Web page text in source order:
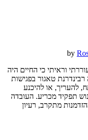
וראיתי כי החיים היה
טאגור בפגישות
להעריך, או להיכנע
תפקיד מכריע. העובדה
מתקרב, רעיון